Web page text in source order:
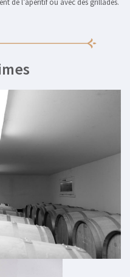
de l’apéritif ou avec des grillades.